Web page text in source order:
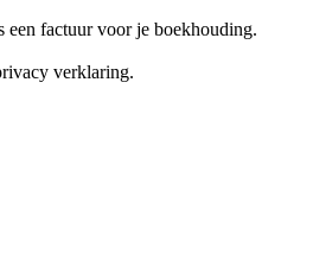
een factuur voor je boekhouding.
verklaring.